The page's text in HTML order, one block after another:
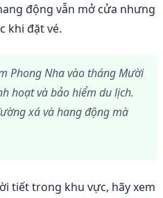
động vẫn mở cửa nhưng
khi đặt vé.
Phong Nha vào tháng Mười
hoạt và bảo hiểm du lịch.
xá và hang động mà
tiết trong khu vực, hãy xem